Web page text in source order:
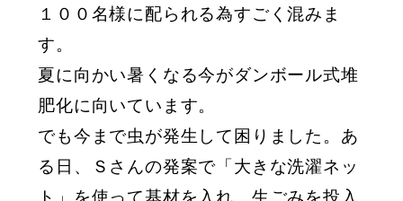
１００名様に配られる為すごく混みま
す。
夏に向かい暑くなる今がダンボール式堆
肥化に向いています。
でも今まで虫が発生して困りました。あ
る日、Ｓさんの発案で「大きな洗濯ネッ